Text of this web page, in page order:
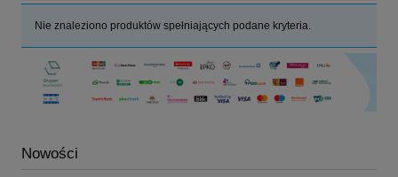
Nie znaleziono produktów spełniających podane kryteria.
Nowości